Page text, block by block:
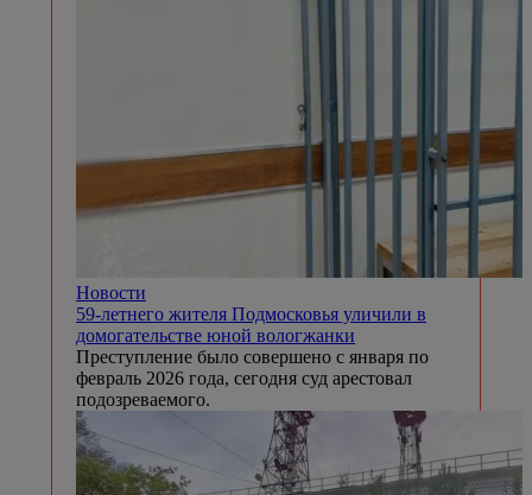
Новости
59-летнего жителя Подмосковья уличили в
домогательстве юной вологжанки
Преступление было совершено с января по
февраль 2026 года, сегодня суд арестовал
подозреваемого.